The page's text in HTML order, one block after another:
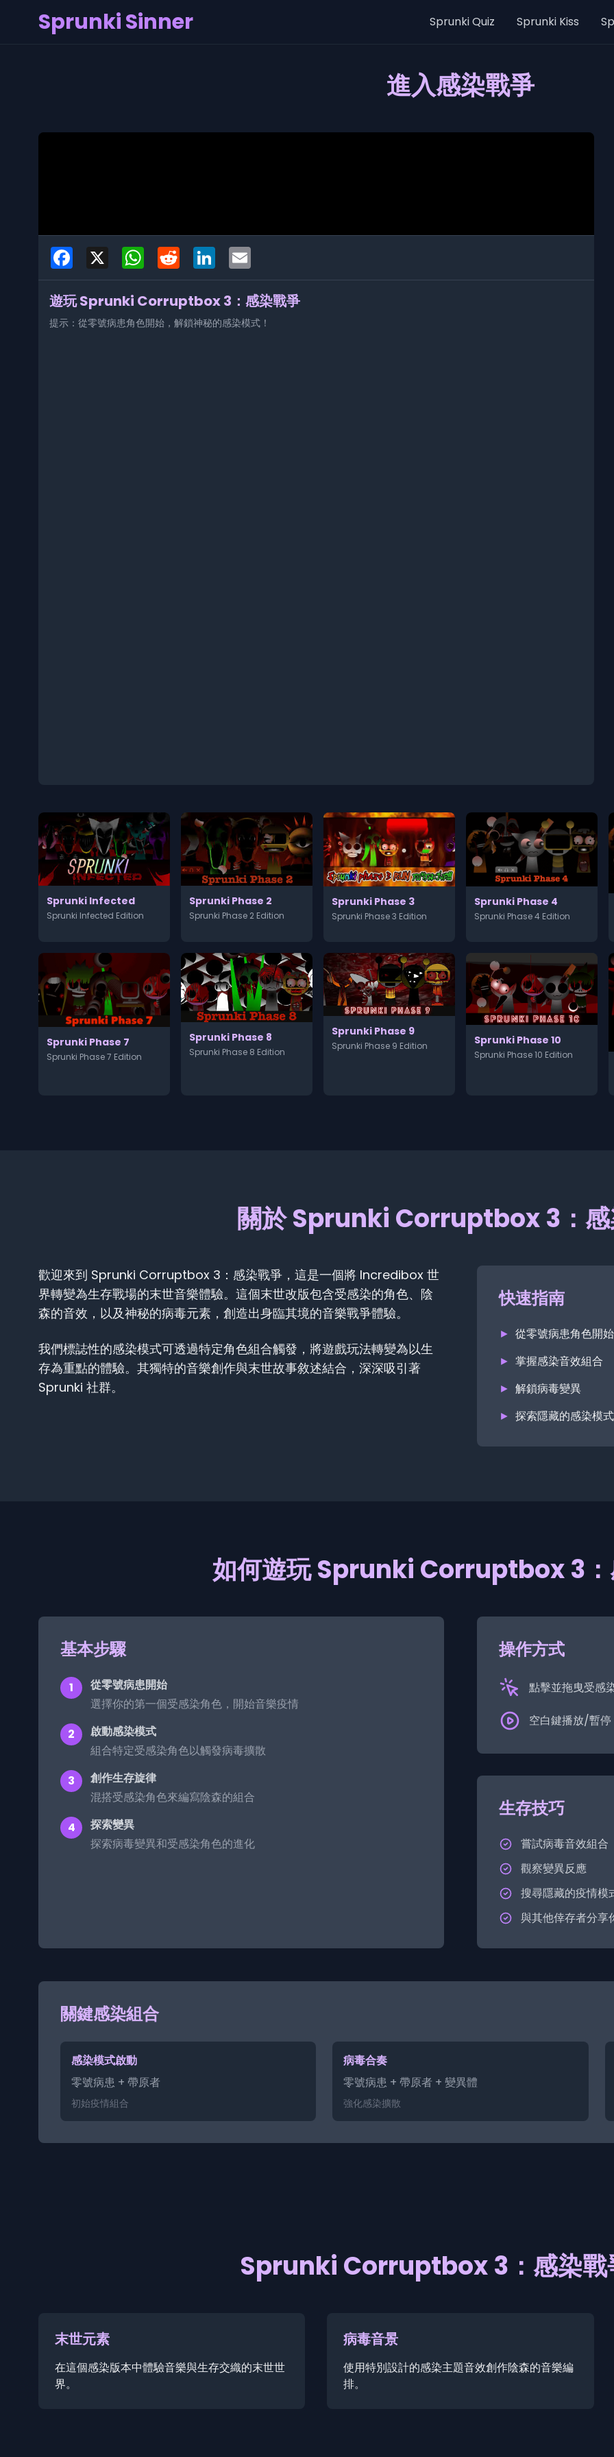
Sprunki Sinner Sprunki Quiz Sprunki Kiss
進入感染戰爭
Facebook WhatsAppReddit LinkedIn
遊玩 Sprunki Corruptbox 3：感染戰爭
提示：從零號病患角色開始，解鎖神秘的感染模式！
Sprunki Infected
Sprunki Infected Edition
Sprunki Phase 2
Sprunki Phase 2 Edition
Sprunki Phase 3
Sprunki Phase 3 Edition
Sprunki Phase 4
Sprunki Phase 4 Edition
Sprunki Phase 7
Sprunki Phase 7 Edition
Sprunki Phase 8
Sprunki Phase 8 Edition
Sprunki Phase 9
Sprunki Phase 9 Edition Sprunki Phase 10
Sprunki Phase 10 Edition
關於 Sprunki Corruptbox 3：感
歡迎來到 Sprunki Corruptbox 3：感染戰爭，這是一個將 Incredibox 世
界轉變為生存戰場的末世音樂體驗。這個末世改版包含受感染的角色、陰
森的音效，以及神秘的病毒元素，創造出身臨其境的音樂戰爭體驗。
我們標誌性的感染模式可透過特定角色組合觸發，將遊戲玩法轉變為以生
存為重點的體驗。其獨特的音樂創作與末世故事敘述結合，深深吸引著
Sprunki 社群。
快速指南
► 從零號病患角色開始
► 掌握感染音效組合
► 解鎖病毒變異
► 探索隱藏的感染模
如何遊玩 Sprunki Corruptbox 3：
基本步驟
1
從零號病患開始
選擇你的第一個受感染角色，開始音樂疫情
2
啟動感染模式
組合特定受感染角色以觸發病毒擴散
3
創作生存旋律
混搭受感染角色來編寫陰森的組合
4
探索變異
探索病毒變異和受感染角色的進化
操作方式
點擊並拖曳受感
空白鍵播放/暫停
生存技巧
嘗試病毒音效組合
觀察變異反應
搜尋隱藏的疫情模
與其他倖存者分享
關鍵感染組合
感染模式啟動
零號病患 + 帶原者
初始疫情組合
病毒合奏
零號病患 + 帶原者 + 變異體
強化感染擴散
Sprunki Corruptbox 3：感染戰
末世元素
在這個感染版本中體驗音樂與生存交織的末世世
界。
病毒音景
使用特別設計的感染主題音效創作陰森的音樂編
排。